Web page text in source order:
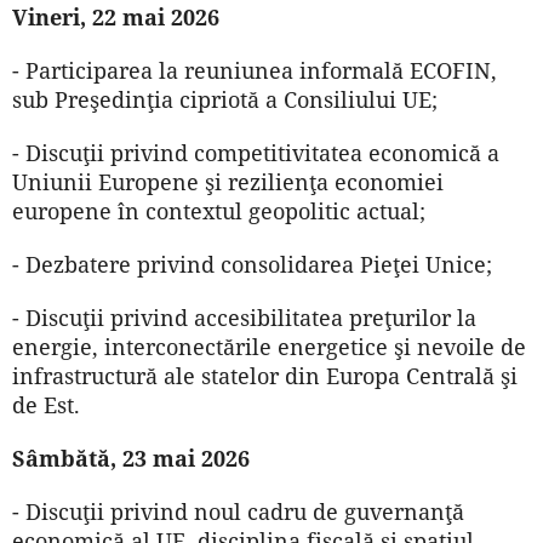
Vineri, 22 mai 2026
- Participarea la reuniunea informală ECOFIN,
sub Preşedinţia cipriotă a Consiliului UE;
- Discuţii privind competitivitatea economică a
Uniunii Europene şi rezilienţa economiei
europene în contextul geopolitic actual;
- Dezbatere privind consolidarea Pieţei Unice;
- Discuţii privind accesibilitatea preţurilor la
energie, interconectările energetice şi nevoile de
infrastructură ale statelor din Europa Centrală şi
de Est.
Sâmbătă, 23 mai 2026
- Discuţii privind noul cadru de guvernanţă